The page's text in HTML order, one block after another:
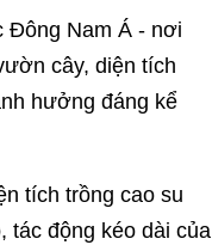
Đông Nam Á - nơi
cây, diện tích
hưởng đáng kể
tích trồng cao su
tác động kéo dài của